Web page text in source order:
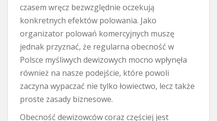
czasem wręcz bezwzględnie oczekują
konkretnych efektów polowania. Jako
organizator polowań komercyjnych muszę
jednak przyznać, że regularna obecność w
Polsce myśliwych dewizowych mocno wpłynęła
również na nasze podejście, które powoli
zaczyna wypaczać nie tylko łowiectwo, lecz także
proste zasady biznesowe.
Obecność dewizowców coraz częściej jest